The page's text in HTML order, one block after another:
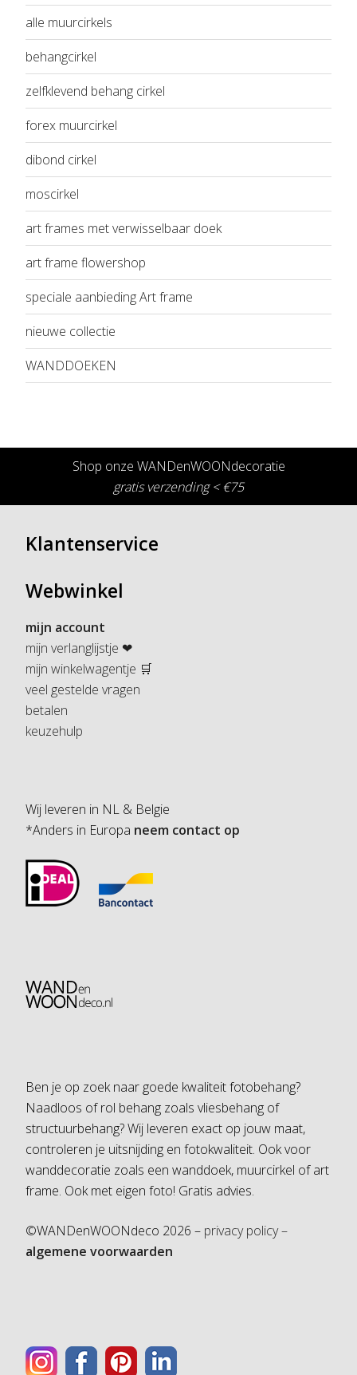
alle muurcirkels
behangcirkel
zelfklevend behang cirkel
forex muurcirkel
dibond cirkel
moscirkel
art frames met verwisselbaar doek
art frame flowershop
speciale aanbieding Art frame
nieuwe collectie
WANDDOEKEN
Shop onze WANDenWOONdecoratie
gratis verzending < €75
Klantenservice
Webwinkel
mijn account
mijn verlanglijstje ❤
mijn winkelwagentje 🛒
veel gestelde vragen
betalen
keuzehulp
Wij leveren in NL & Belgie
*Anders in Europa neem contact op
Ben je op zoek naar goede kwaliteit fotobehang?
Naadloos of rol behang zoals vliesbehang of
structuurbehang? Wij leveren exact op jouw maat,
controleren je uitsnijding en fotokwaliteit. Ook voor
wanddecoratie zoals een wanddoek, muurcirkel of art
frame. Ook met eigen foto! Gratis advies.
©WANDenWOONdeco 2026 – privacy policy –
algemene voorwaarden